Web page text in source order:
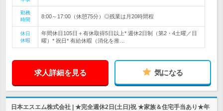
勤務
時間
8:00～17:00（休憩75分）◎残業は月20時間程
休日
休暇
年間休日105日＋有休取得5日以上* 週休2日制（第2・4土曜／日
曜）* 祝日* 有給休暇（消化を推…
求人詳細を見る 気になる
日本エスエム株式会社 | ★完全週休2日(土日)祝 ★家族＆住宅手当あり★年